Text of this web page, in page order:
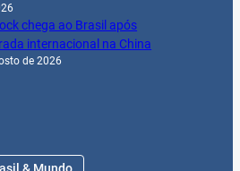
chega ao Brasil após
internacional na China
de 2026
& Mundo